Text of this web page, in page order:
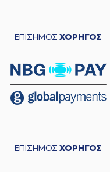
ΕΠΙΣΗΜΟΣ ΧΟΡΗΓΟΣ
ΕΠΙΣΗΜΟΣ ΧΟΡΗΓΟΣ